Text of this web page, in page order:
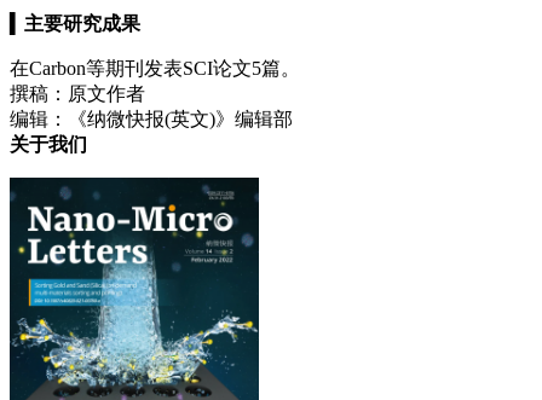
主要研究成果
在Carbon等期刊发表SCI论文5篇。
撰稿：原文作者
编辑：《纳微快报(英文)》编辑部
关于我们